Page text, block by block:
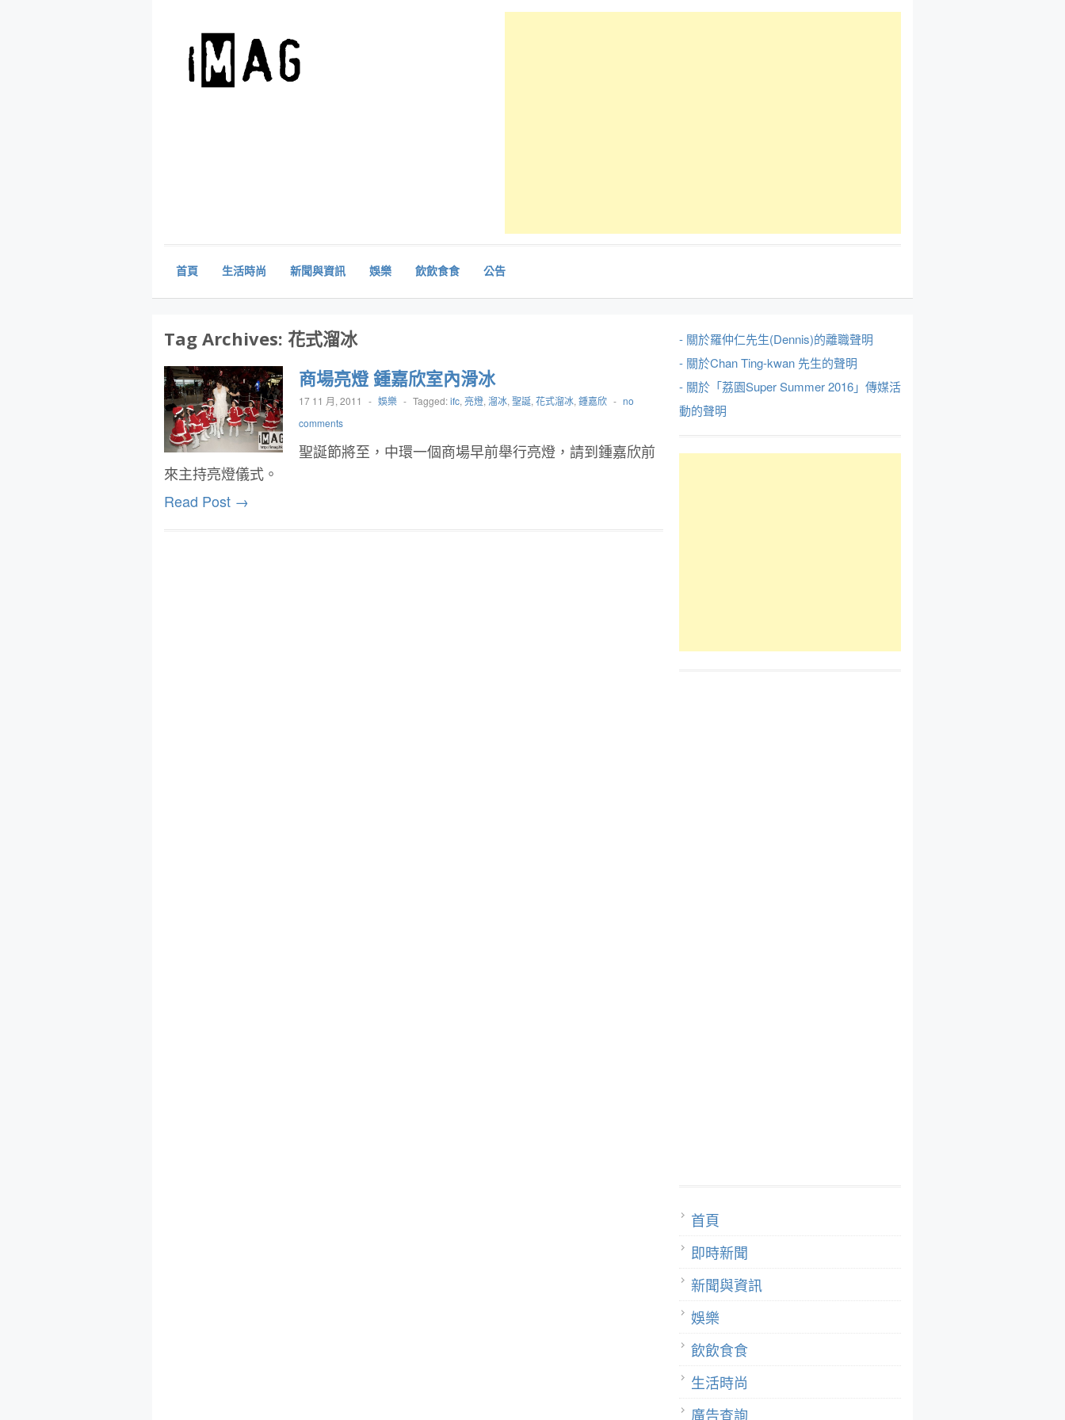
首頁 生活時尚 新聞與資訊 娛樂 飲飲食食 公告
Tag Archives: 花式溜冰
商場亮燈 鍾嘉欣室內滑冰
17 11 月, 2011 - 娛樂 - Tagged:ifc, 亮燈, 溜冰, 聖誕, 花式溜冰, 鍾嘉欣 - no
comments
聖誕節將至，中環一個商場早前舉行亮燈，請到鍾嘉欣前
來主持亮燈儀式。
Read Post →
- 關於羅仲仁先生(Dennis)的離職聲明
- 關於Chan Ting-kwan 先生的聲明
- 關於「荔園Super Summer 2016」傳媒活
動的聲明
首頁
即時新聞
新聞與資訊
娛樂
飲飲食食
生活時尚
廣告查詢